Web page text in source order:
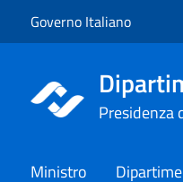
Governo Italiano
Presidenza
Ministro